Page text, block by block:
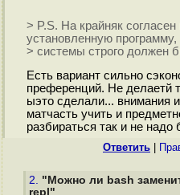
> P.S. На крайняк
установленную
> системы строго должен
Есть вариант сильно
преференций. Не делаетй
ыэто сделали... внимания
матчасть учить и
разбираться так и не надо
Ответить
2. "Можно ли bash
repl"